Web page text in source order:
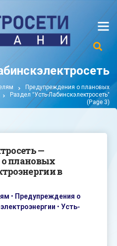
Предупреждения о плановых
Раздел "Усть-Лабинскэлектросеть"
(Page 3)
—
плановых
в
• Предупреждения о
• Усть-